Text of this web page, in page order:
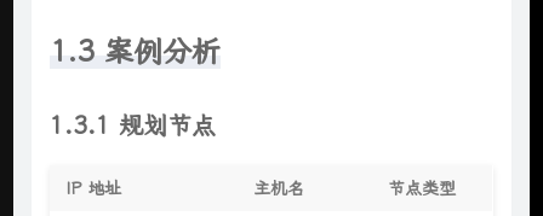
1.3 案例分析
1.3.1 规划节点
IP 地址 主机名 节点类型